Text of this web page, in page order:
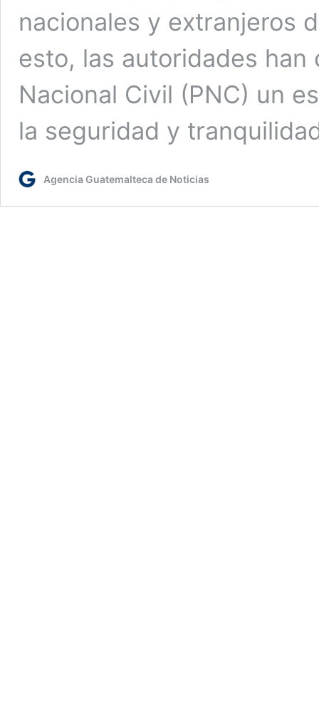
nacionales y extranjeros
esto, las autoridades han
Nacional Civil (PNC) un
la seguridad y
Agencia Guatemalteca de Noticias